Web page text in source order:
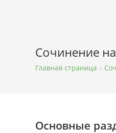
Сочинение
Главная страница »
Основные